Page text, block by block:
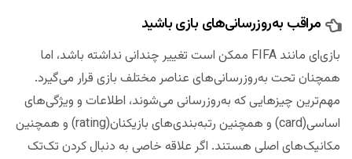
مراقب به‌روزرسانی‌های بازی باشید
بازی‌ای مانند FIFA ممکن است تغییر چندانی نداشته باشد، اما
همچنان تحت به‌روزرسانی‌های عناصر مختلف بازی قرار می‌گیرد.
مهم‌ترین چیزهایی که به‌روزرسانی می‌شوند، اطلاعات و ویژگی‌های
اساسی(card) و همچنین رتبه‌بندی‌های بازیکنان(rating) و همچنین
مکانیک‌های اصلی هستند. اگر علاقه خاصی به دنبال کردن تک‌تک